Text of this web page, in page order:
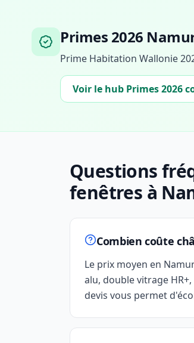
Primes 2026
Prime Habitation Wallonie
Voir le hub Primes 2026
Questions
fenêtres à
Combien coûte
Le prix moyen en
alu, double vitrage
devis vous permet